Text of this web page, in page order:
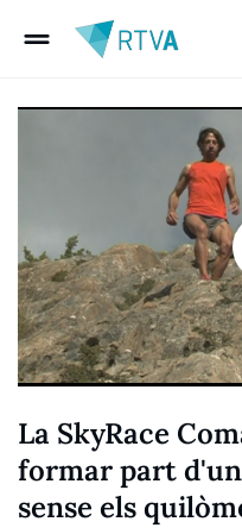
drag_handle
La SkyRace
formar part
sense els